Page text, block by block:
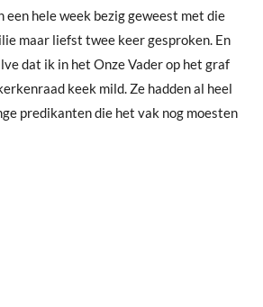
een hele week bezig geweest met die
maar liefst twee keer gesproken. En
dat ik in het Onze Vader op het graf
keek mild. Ze hadden al heel
predikanten die het vak nog moesten